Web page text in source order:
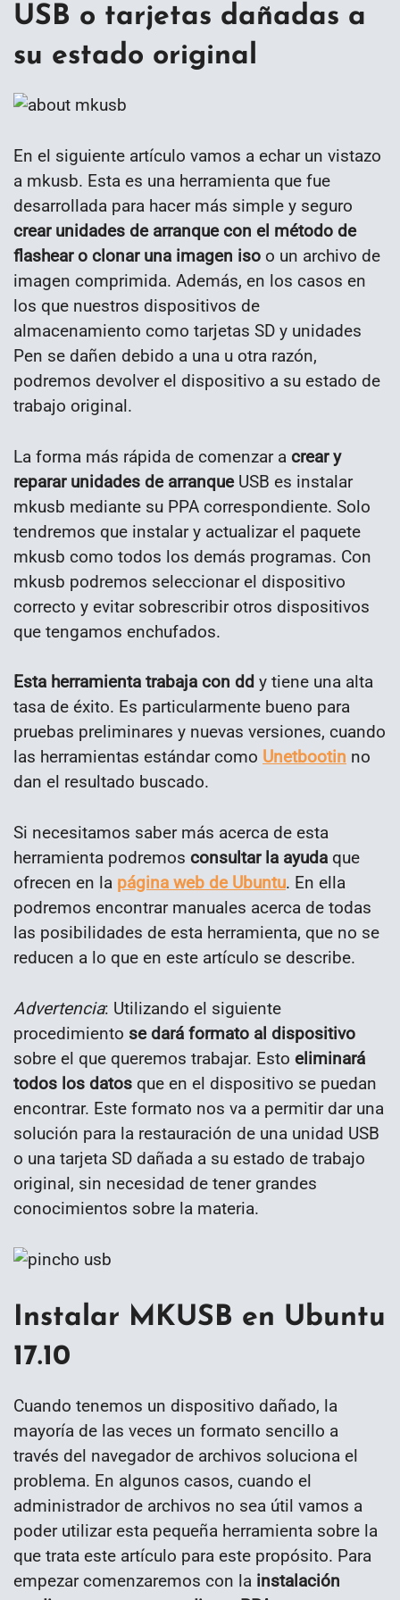
USB o tarjetas dañadas a
su estado original
En el siguiente artículo vamos a echar un vistazo
a mkusb. Esta es una herramienta que fue
desarrollada para hacer más simple y seguro
crear unidades de arranque con el método de
flashear o clonar una imagen iso o un archivo de
imagen comprimida. Además, en los casos en
los que nuestros dispositivos de
almacenamiento como tarjetas SD y unidades
Pen se dañen debido a una u otra razón,
podremos devolver el dispositivo a su estado de
trabajo original.
La forma más rápida de comenzar a crear y
reparar unidades de arranqueUSB es instalar
mkusb mediante su PPA correspondiente. Solo
tendremos que instalar y actualizar el paquete
mkusb como todos los demás programas. Con
mkusb podremos seleccionar el dispositivo
correcto y evitar sobrescribir otros dispositivos
que tengamos enchufados.
Esta herramienta trabaja con dd y tiene una alta
tasa de éxito. Es particularmente bueno para
pruebas preliminares y nuevas versiones, cuando
las herramientas estándar como Unetbootin no
dan el resultado buscado.
Si necesitamos saber más acerca de esta
herramienta podremos consultar la ayuda que
ofrecen en la página web de Ubuntu. En ella
podremos encontrar manuales acerca de todas
las posibilidades de esta herramienta, que no se
reducen a lo que en este artículo se describe.
Advertencia: Utilizando el siguiente
procedimiento se dará formato al dispositivo
sobre el que queremos trabajar. Esto eliminará
todos los datos que en el dispositivo se puedan
encontrar. Este formato nos va a permitir dar una
solución para la restauración de una unidad USB
o una tarjeta SD dañada a su estado de trabajo
original, sin necesidad de tener grandes
conocimientos sobre la materia.
Instalar MKUSB en Ubuntu
17.10
Cuando tenemos un dispositivo dañado, la
mayoría de las veces un formato sencillo a
través del navegador de archivos soluciona el
problema. En algunos casos, cuando el
administrador de archivos no sea útil vamos a
poder utilizar esta pequeña herramienta sobre la
que trata este artículo para este propósito. Para
empezar comenzaremos con la instalación